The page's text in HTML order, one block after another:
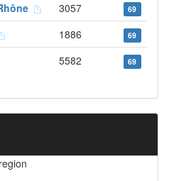
3057 69
1886 69
5582 69